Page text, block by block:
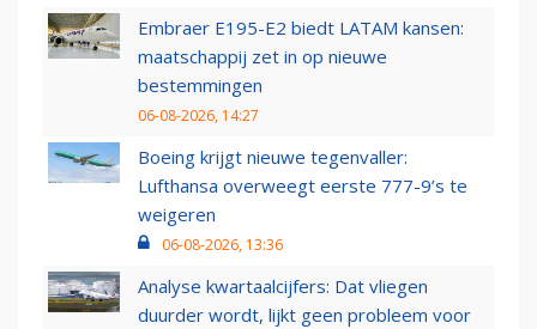
Embraer E195-E2 biedt LATAM kansen:
maatschappij zet in op nieuwe
bestemmingen
06-08-2026, 14:27
Boeing krijgt nieuwe tegenvaller:
Lufthansa overweegt eerste 777-9’s te
weigeren
06-08-2026, 13:36
Analyse kwartaalcijfers: Dat vliegen
duurder wordt, lijkt geen probleem voor